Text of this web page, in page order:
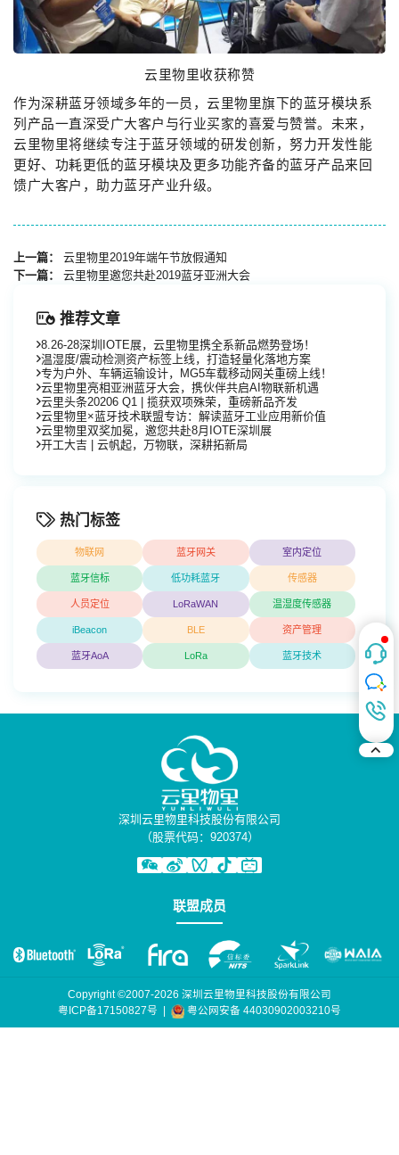
云里物里收获称赞
作为深耕蓝牙领域多年的一员，云里物里旗下的蓝牙模块系
列产品一直深受广大客户与行业买家的喜爱与赞誉。未来，
云里物里将继续专注于蓝牙领域的研发创新，努力开发性能
更好、功耗更低的蓝牙模块及更多功能齐备的蓝牙产品来回
馈广大客户，助力蓝牙产业升级。
上一篇：
云里物里2019年端午节放假通知
下一篇：
云里物里邀您共赴2019蓝牙亚洲大会
推荐文章
8.26-28深圳IOTE展，云里物里携全系新品燃势登场！
温湿度/震动检测资产标签上线，打造轻量化落地方案
专为户外、车辆运输设计，MG5车载移动网关重磅上线！
云里物里亮相亚洲蓝牙大会，携伙伴共启AI物联新机遇
云里头条20206 Q1 | 揽获双项殊荣，重磅新品齐发
云里物里×蓝牙技术联盟专访：解读蓝牙工业应用新价值
云里物里双奖加冕，邀您共赴8月IOTE深圳展
开工大吉 | 云帆起，万物联，深耕拓新局
热门标签
物联网 蓝牙网关 室内定位
蓝牙信标 低功耗蓝牙 传感器
人员定位 LoRaWAN 温湿度传感器
iBeacon BLE 资产管理
蓝牙AoA LoRa 蓝牙技术
深圳云里物里科技股份有限公司
（股票代码：920374）
联盟成员
Copyright ©2007-2026 深圳云里物里科技股份有限公司
粤ICP备17150827号 | 粤公网安备 44030902003210号